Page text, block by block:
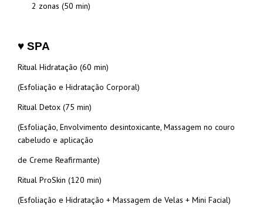
2 zonas (50 min)
♥ SPA
Ritual Hidratação (60 min)
(Esfoliação e Hidratação Corporal)
Ritual Detox (75 min)
(Esfoliação, Envolvimento desintoxicante, Massagem no couro
cabeludo e aplicação
de Creme Reafirmante)
Ritual ProSkin (120 min)
(Esfoliação e Hidratação + Massagem de Velas + Mini Facial)